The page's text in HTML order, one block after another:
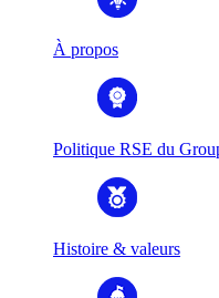
À propos
Politique RSE du
Histoire & valeurs